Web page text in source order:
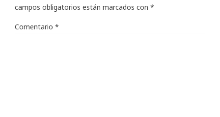
campos obligatorios están marcados con *
Comentario *